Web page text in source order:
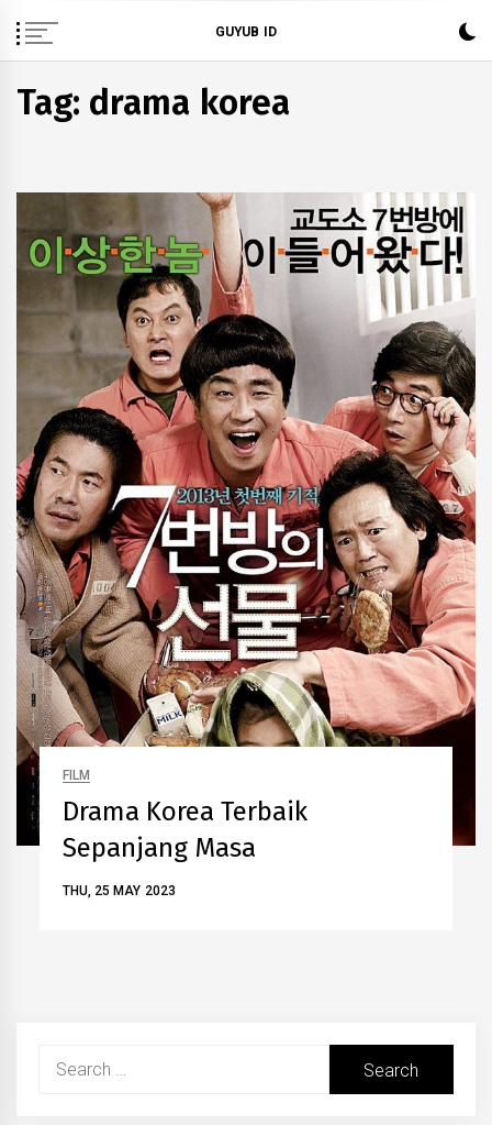
content
GUYUB ID
Tag: drama korea
FILM
Drama Korea Terbaik
Sepanjang Masa
THU, 25 MAY 2023
Search